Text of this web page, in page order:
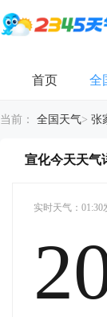
首页 全
当前： 全国天气> 张
宣化今天天气
实时天气：01:30